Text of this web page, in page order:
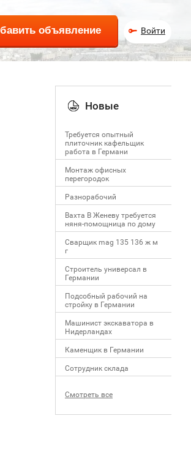
Войти
Новые
Требуется опытный
плиточник кафельщик
работa в Германи
Mонтаж офисных
перегородок
Разнорабочий
Вахта В Женеву требуется
няня-помощница по дому
Сварщик mag 135 136 ж м
г
Строитель универсал в
Германии
Подсобный рабочий на
стройку в Германии
Машинист экскаватора в
Нидерландах
Каменщик в Германии
Сотрудник склада
Смотреть все